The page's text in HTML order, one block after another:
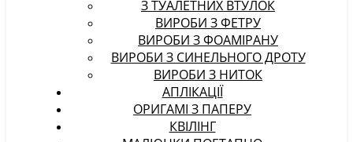
З ТУАЛЕТНИХ ВТУЛОК
ВИРОБИ З ФЕТРУ
ВИРОБИ З ФОАМІРАНУ
ВИРОБИ З СИНЕЛЬНОГО ДРОТУ
ВИРОБИ З НИТОК
АПЛІКАЦІЇ
ОРИГАМІ З ПАПЕРУ
КВІЛІНГ